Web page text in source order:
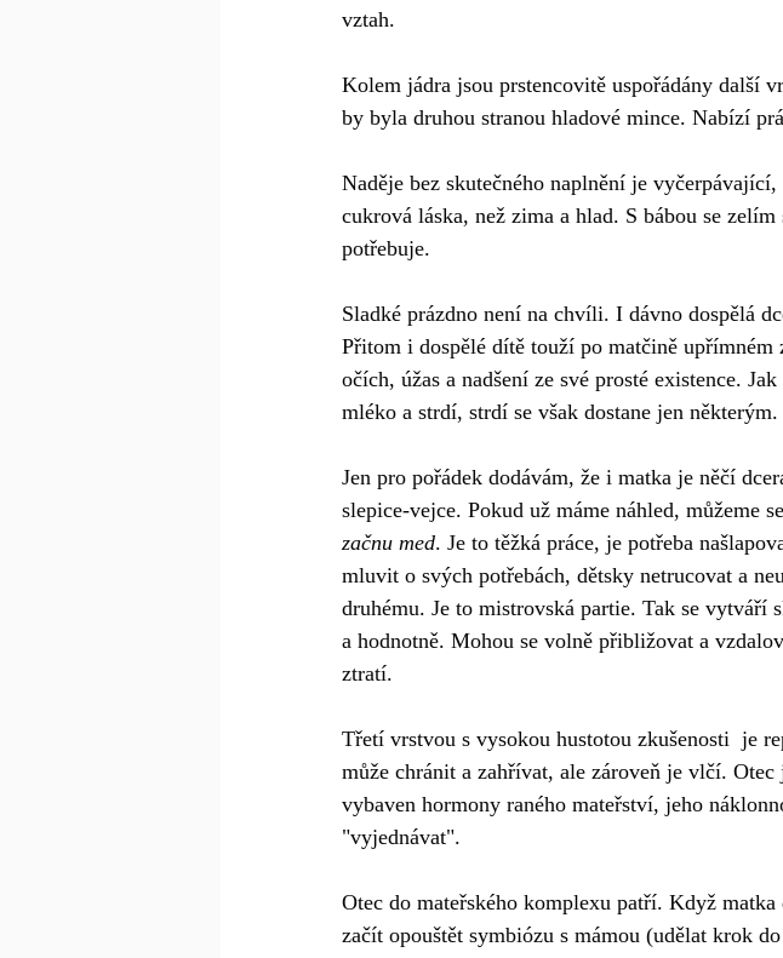
vztah.
Kolem jádra jsou prstencovitě uspořádány další
by byla druhou stranou hladové mince. Nabízí
Naděje bez skutečného naplnění je
cukrová láska, než zima a hlad. S bábou se zelím
potřebuje.
Sladké prázdno není na chvíli. I dávno dospělá
Přitom i dospělé dítě touží po matčině
očích, úžas a nadšení ze své prosté existence.
mléko a strdí, strdí se však dostane jen
Jen pro pořádek dodávám, že i matka je něčí
slepice-vejce. Pokud už máme náhled, můžeme
začnu med. Je to těžká práce, je potřeba
mluvit o svých potřebách, dětsky netrucovat a
druhému. Je to mistrovská partie. Tak se vytváří
a hodnotně. Mohou se volně přibližovat a
ztratí.
Třetí vrstvou s vysokou hustotou zkušenosti  je
může chránit a zahřívat, ale zároveň je vlčí.
vybaven hormony raného mateřství, jeho
"vyjednávat".
Otec do mateřského komplexu patří. Když
začít opouštět symbiózu s mámou (udělat krok